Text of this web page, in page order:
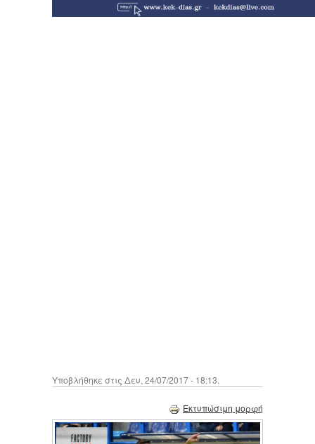
Υποβλήθηκε στις Δευ, 24/07/2017 - 18:13.
Εκτυπώσιμη μορφή